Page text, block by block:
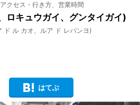
クセス・行き方、営業時間
ロキュウガイ、グンタイガイ)
ド ル カオ、ルア ド レバンヨ)
はてぶ